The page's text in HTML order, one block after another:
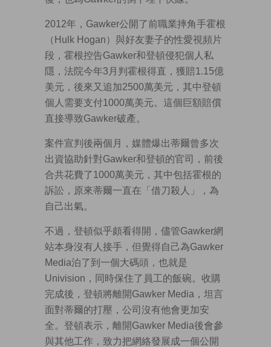
2012年，Gawker公開了前職業摔角手霍根
（Hulk Hogan）與好友妻子的性愛視頻片
段，霍根控告Gawker和登頓侵犯個人私
隱，法院今年3月判霍根得直，獲賠1.15億
美元，後來又追加2500萬美元，其中登頓
個人需要支付1000萬美元。這個巨額賠償
直接導致Gawker破產。
案件宣判後兩個月，媒體爆出蒂爾曾多次
出資協助針對Gawker和登頓的官司，前後
合共花費了1000萬美元，其中包括霍根的
訴訟，原來蒂爾一直在「借刀殺人」，為
自己出氣。
不過，登頓似乎頗看得開，儘管Gawker網
站本身沒有人接手，但覺得自己為Gawker
Media泊了到一個大碼頭，也就是
Univision，同時保住了員工的飯碗。收購
完成後，登頓將離開Gawker Media，坦言
面對蒂爾的打壓，公司沒有他會更加安
全。登頓表示，離開Gawker Media後會參
與其他工作，致力把網絡發展成一個公開